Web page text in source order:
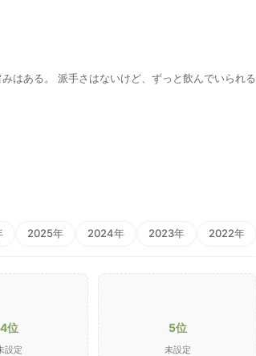
はある。 派手さはないけど、ずっと飲んでいられる
2025年 2024年 2023年 2022年
4位
設定
5位
未設定